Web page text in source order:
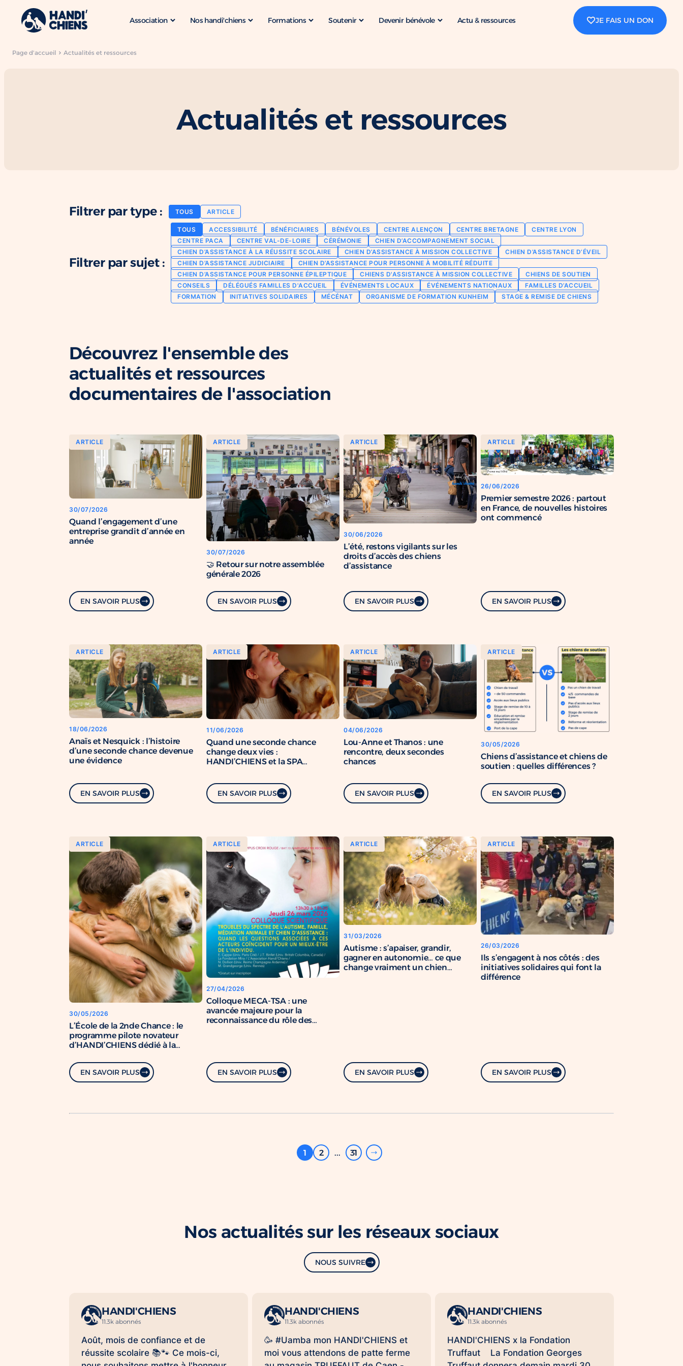
Association Nos handi'chiens Formations Soutenir Devenir bénévole Actu & ressources JE FAIS UN DON
Page d'accueil Actualités et ressources
Actualités et ressources
Filtrer par type : TOUS ARTICLE
Filtrer par sujet :
TOUS ACCESSIBILITÉ BÉNÉFICIAIRES BÉNÉVOLES CENTRE ALENÇON CENTRE BRETAGNE
CENTRE LYON
CENTRE PACA
CENTRE VAL-DE-LOIRE CÉRÉMONIE
CHIEN D’ACCOMPAGNEMENT SOCIAL
CHIEN D’ASSISTANCE À LA RÉUSSITE SCOLAIRE
CHIEN D’ASSISTANCE À MISSION COLLECTIVE
CHIEN D’ASSISTANCE D’ÉVEIL
CHIEN D’ASSISTANCE JUDICIAIRE
CHIEN D’ASSISTANCE POUR PERSONNE À MOBILITÉ RÉDUITE
CHIEN D’ASSISTANCE POUR PERSONNE ÉPILEPTIQUE
CHIENS D'ASSISTANCE À MISSION COLLECTIVE
CHIENS DE SOUTIEN
CONSEILS
DÉLÉGUÉS FAMILLES D'ACCUEIL ÉVÉNEMENTS LOCAUX ÉVÉNEMENTS NATIONAUX
FAMILLES D’ACCUEIL
FORMATION
INITIATIVES SOLIDAIRES MÉCÉNAT ORGANISME DE FORMATION KUNHEIM STAGE & REMISE DE CHIENS
Découvrez l'ensemble des
actualités et ressources
documentaires de l'association
ARTICLE
30/07/2026
Quand l’engagement d’une
entreprise grandit d’année en
année
EN SAVOIR PLUS
ARTICLE
30/07/2026
🤝 Retour sur notre assemblée
générale 2026
EN SAVOIR PLUS
ARTICLE
30/06/2026
L’été, restons vigilants sur les
droits d’accès des chiens
d’assistance
EN SAVOIR PLUS
ARTICLE
26/06/2026
Premier semestre 2026 : partout
en France, de nouvelles histoires
ont commencé
EN SAVOIR PLUS
ARTICLE
18/06/2026
Anaïs et Nesquick : l’histoire
d’une seconde chance devenue
une évidence
EN SAVOIR PLUS
ARTICLE
11/06/2026
Quand une seconde chance
change deux vies :
HANDI’CHIENS et la SPA
commun
EN SAVOIR PLUS
ARTICLE
04/06/2026
Lou-Anne et Thanos : une
rencontre, deux secondes
chances
EN SAVOIR PLUS
ARTICLE
30/05/2026
Chiens d’assistance et chiens de
soutien : quelles différences ?
EN SAVOIR PLUS
ARTICLE
30/05/2026
L’École de la 2nde Chance : le
programme pilote novateur
d’HANDI’CHIENS dédié à la
EN SAVOIR PLUS
ARTICLE
27/04/2026
Colloque MECA-TSA : une
avancée majeure pour la
reconnaissance du rôle des
EN SAVOIR PLUS
ARTICLE
31/03/2026
Autisme : s’apaiser, grandir,
gagner en autonomie… ce que
change vraiment un chien
EN SAVOIR PLUS
ARTICLE
26/03/2026
Ils s’engagent à nos côtés : des
initiatives solidaires qui font la
différence
EN SAVOIR PLUS
1 2 ... 31
Nos actualités sur les réseaux sociaux
NOUS SUIVRE
HANDI'CHIENS
11.3k abonnés
Août, mois de confiance et de
réussite scolaire 📚🐾 Ce mois-ci,
HANDI'CHIENS
11.3k abonnés
🥳 #Uamba mon HANDI'CHIENS et
moi vous attendons de patte ferme
HANDI'CHIENS
11.3k abonnés
HANDI'CHIENS x la Fondation
Truffaut La Fondation Georges